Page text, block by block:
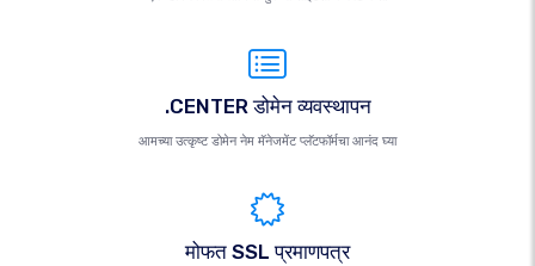
.CENTER डोमेन व्यवस्थापन
आमच्या उत्कृष्ट डोमेन नेम मॅनेजमेंट प्लॅटफॉर्मचा आनंद घ्या
मोफत SSL प्रमाणपत्र